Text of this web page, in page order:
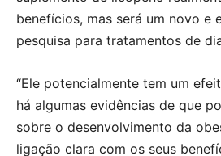
benefícios, mas será um novo e
pesquisa para tratamentos de
“Ele potencialmente tem um
há algumas evidências de que
sobre o desenvolvimento da
ligação clara com os seus